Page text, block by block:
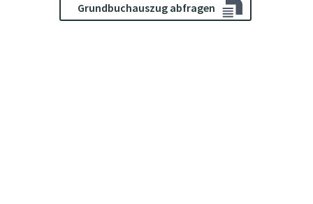
Grundbuchauszug abfragen